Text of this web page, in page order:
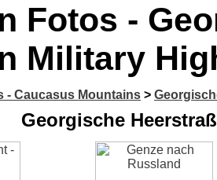
Fotos -
Military
- Caucasus Mountains >
Georgische